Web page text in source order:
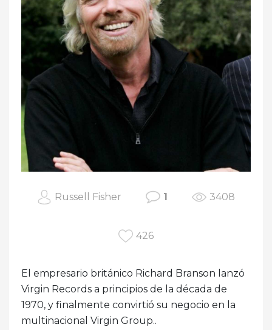
Russell Fisher 1 3408
426
El empresario británico Richard Branson lanzó
Virgin Records a principios de la década de
1970, y finalmente convirtió su negocio en la
multinacional Virgin Group..